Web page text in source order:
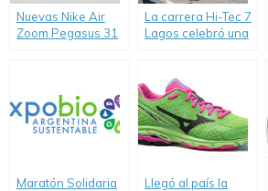
Nuevas Nike Air
Zoom Pegasus 31
La carrera Hi-Tec 7
Lagos celebró una
Maratón Solidaria
Llegó al país la